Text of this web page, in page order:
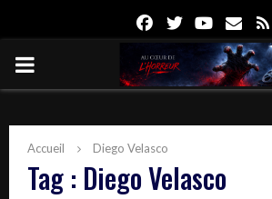
FacebookTwitterYoutube
Email
PRIMARY
Accueil Diego Velasco
Tag : Diego Velasco